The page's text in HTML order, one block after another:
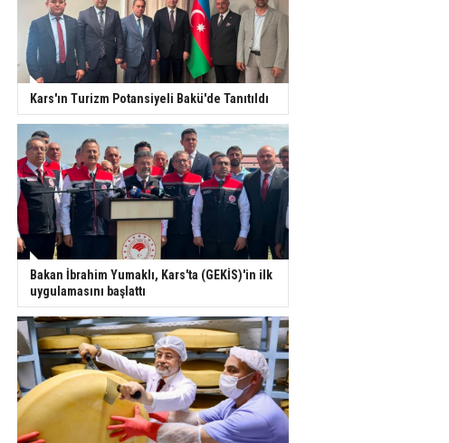
Kars'ın Turizm Potansiyeli Bakü'de Tanıtıldı
Bakan İbrahim Yumaklı, Kars'ta (GEKİS)'in ilk
uygulamasını başlattı